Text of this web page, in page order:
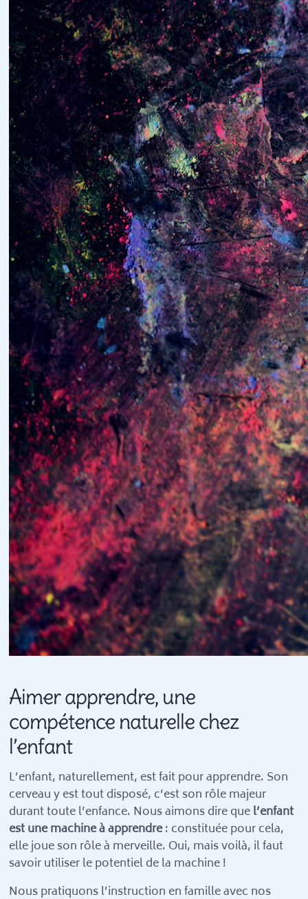
Aimer apprendre, une
compétence naturelle chez
l’enfant
L’enfant, naturellement, est fait pour apprendre. Son
cerveau y est tout disposé, c’est son rôle majeur
durant toute l’enfance. Nous aimons dire quel’enfant
est une machine à apprendre: constituée pour cela,
elle joue son rôle à merveille. Oui, mais voilà, il faut
savoir utiliser le potentiel de la machine !
Nous pratiquons l’instruction en famille avec nos